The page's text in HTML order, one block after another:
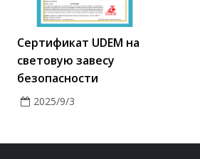
Сертификат UDEM на
световую завесу
безопасности
2025/9/3